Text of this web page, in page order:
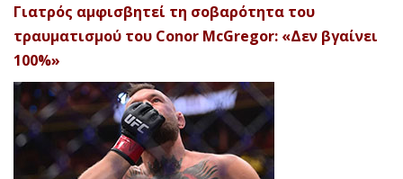
Γιατρός αμφισβητεί τη σοβαρότητα του
τραυματισμού του Conor McGregor: «Δεν βγαίνει
100%»